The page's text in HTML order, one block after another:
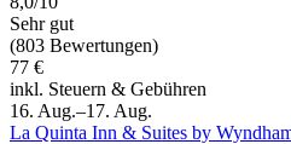
Sehr gut
(803 Bewertungen)
77 €
inkl. Steuern & Gebühren
16. Aug.–17. Aug.
La Quinta Inn & Suites by